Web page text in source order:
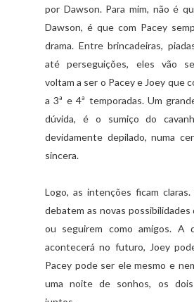
por Dawson. Para mim, não é
Dawson, é que com Pacey
drama. Entre brincadeiras,
até perseguições, eles vão
voltam a ser o Pacey e Joey que
a 3ª e 4ª temporadas. Um
dúvida, é o sumiço do
devidamente depilado, numa
sincera.
Logo, as intenções ficam
debatem as novas
ou seguirem como amigos. A
acontecerá no futuro, Joey
Pacey pode ser ele mesmo e
uma noite de sonhos, os